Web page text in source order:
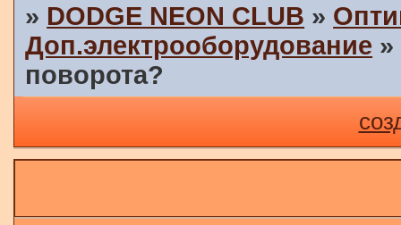
» DODGE NEON CLUB »
Доп.электрооборудование »
поворота?